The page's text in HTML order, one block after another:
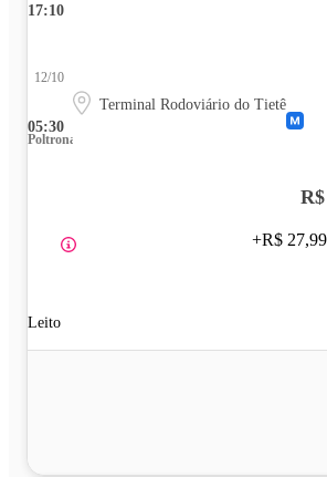
17:10
05:30
12/10
Terminal Rodoviário do Tietê
Poltrona
Leito
+R$